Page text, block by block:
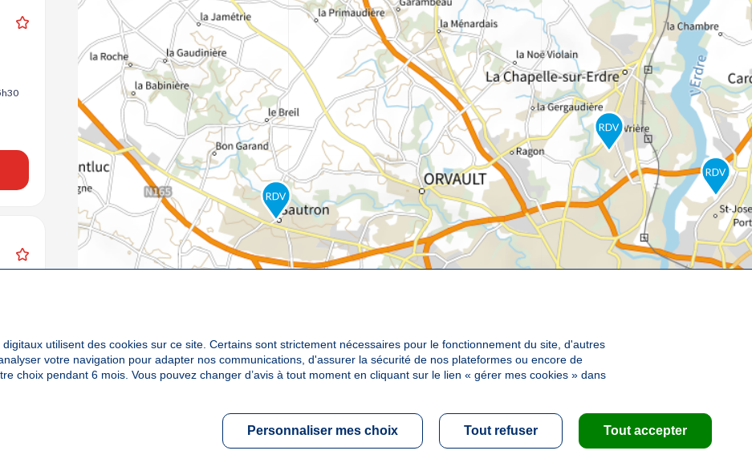
Ajouter aux favoris
Ajouter aux favoris
utilisent des cookies sur ce site. Certains sont strictement nécessaires pour le fonctionnement du site, d'autres
votre navigation pour adapter nos communications, d'assurer la sécurité de nos plateformes ou encore de
choix pendant 6 mois. Vous pouvez changer d’avis à tout moment en cliquant sur le lien « gérer mes cookies » dans
Tout accepter
Tout refuser
Personnaliser mes choix